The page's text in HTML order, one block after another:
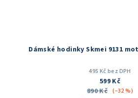
Dámské hodinky Skmei 9131
495 Kč bez DPH
599 Kč
890 Kč (–32 %)